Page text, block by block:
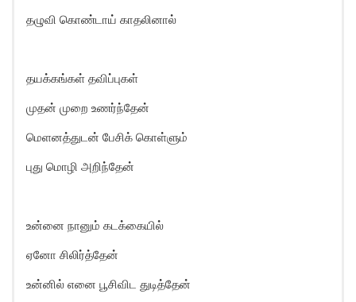
தழுவி கொண்டாய் காதலினால்
தயக்கங்கள் தவிப்புகள்
முதன் முறை உணர்ந்தேன்
மெளனத்துடன் பேசிக் கொள்ளும்
புது மொழி அறிந்தேன்
உன்னை நானும் கடக்கையில்
ஏனோ சிலிர்த்தேன்
உன்னில் எனை பூசிவிட துடித்தேன்